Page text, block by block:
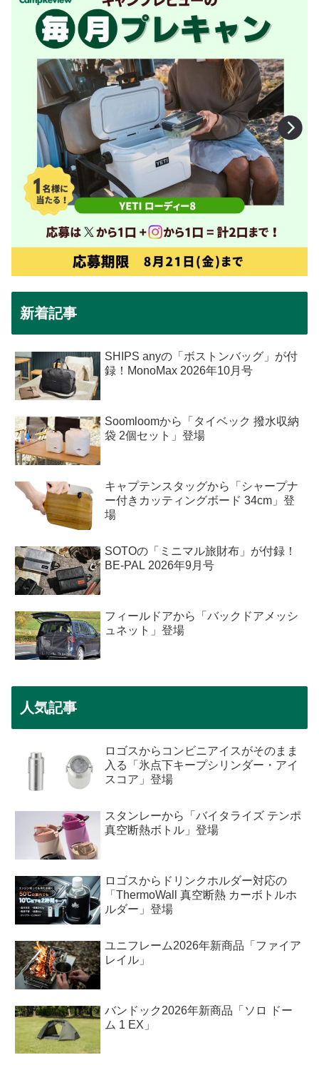
新着記事
SHIPS anyの「ボストンバッグ」が付
録！MonoMax 2026年10月号
Soomloomから「タイベック 撥水収納
袋 2個セット」登場
キャプテンスタッグから「シャープナ
ー付きカッティングボード 34cm」登
場
SOTOの「ミニマル旅財布」が付録！
BE-PAL 2026年9月号
フィールドアから「バックドアメッシ
ュネット」登場
人気記事
ロゴスからコンビニアイスがそのまま
入る「氷点下キープシリンダー・アイ
スコア」登場
スタンレーから「バイタライズ テンポ
真空断熱ボトル」登場
ロゴスからドリンクホルダー対応の
「ThermoWall 真空断熱 カーボトルホ
ルダー」登場
ユニフレーム2026年新商品「ファイア
レイル」
バンドック2026年新商品「ソロ ドー
ム 1 EX」